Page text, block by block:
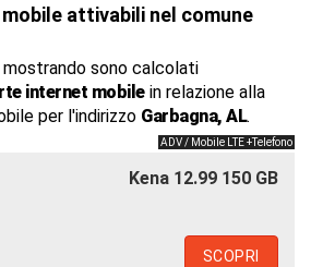
attivabili nel comune
sono calcolati
internet mobilein relazione alla
per l'indirizzo Garbagna, AL.
ADV / Mobile LTE +Telefono
Kena 12.99 150 GB
SCOPRI